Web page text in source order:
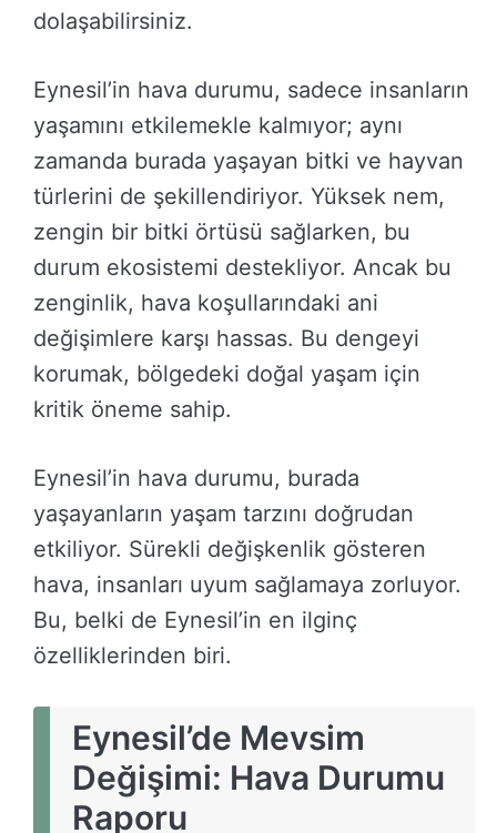
dolaşabilirsiniz.
Eynesil’in hava durumu, sadece insanların
yaşamını etkilemekle kalmıyor; aynı
zamanda burada yaşayan bitki ve hayvan
türlerini de şekillendiriyor. Yüksek nem,
zengin bir bitki örtüsü sağlarken, bu
durum ekosistemi destekliyor. Ancak bu
zenginlik, hava koşullarındaki ani
değişimlere karşı hassas. Bu dengeyi
korumak, bölgedeki doğal yaşam için
kritik öneme sahip.
Eynesil’in hava durumu, burada
yaşayanların yaşam tarzını doğrudan
etkiliyor. Sürekli değişkenlik gösteren
hava, insanları uyum sağlamaya zorluyor.
Bu, belki de Eynesil’in en ilginç
özelliklerinden biri.
Eynesil’de Mevsim
Değişimi: Hava Durumu
Raporu